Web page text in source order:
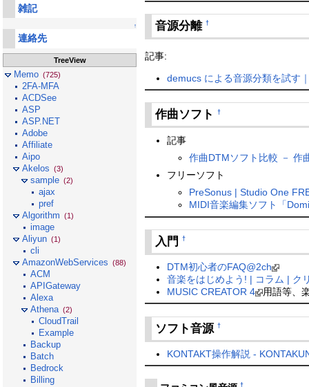
音源分離 †
記事:
demucs による音源分類を試す
作曲ソフト †
記事
作曲DTMソフト比較 － 作
フリーソフト
PreSonus | Studio One
MIDI音楽編集ソフト「
入門 †
DTM初心者のFAQ@2ch
音楽をはじめよう! | コラム | ク
MUSIC CREATOR 4
用語等、
ソフト音源 †
KONTAKT操作解説 -
†
雑記
↑
連絡先
TreeView
Memo (725)
2FA-MFA
ACDSee
ASP
ASP.NET
Adobe
Affiliate
Aipo
Akelos (3)
sample (2)
ajax
pref
Algorithm (1)
image
Aliyun (1)
cli
AmazonWebServices (88)
ACM
APIGateway
Alexa
Athena (2)
CloudTrail
Example
Backup
Batch
Bedrock
Billing